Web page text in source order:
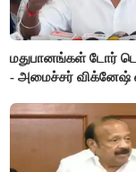
மதுபானங்கள் டோர்
- அமைச்சர் விக்னேஷ்